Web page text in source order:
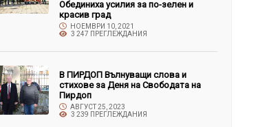
Обединиха усилия за по-зелен и
красив град
НОЕМВРИ 10, 2021
3 247 ПРЕГЛЕЖДАНИЯ
В ПИРДОП Вълнуващи слова и
стихове за Деня на Свободата на
Пирдоп
АВГУСТ 25, 2023
3 239 ПРЕГЛЕЖДАНИЯ